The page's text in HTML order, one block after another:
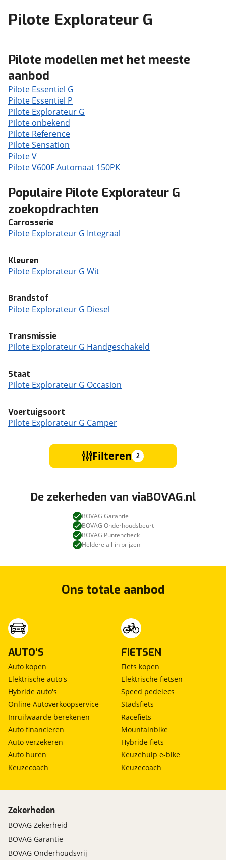
Pilote Explorateur G
Pilote modellen met het meeste
aanbod
Pilote Essentiel G
Pilote Essentiel P
Pilote Explorateur G
Pilote onbekend
Pilote Reference
Pilote Sensation
Pilote V
Pilote V600F Automaat 150PK
Populaire Pilote Explorateur G
zoekopdrachten
Carrosserie
Pilote Explorateur G Integraal
Kleuren
Pilote Explorateur G Wit
Brandstof
Pilote Explorateur G Diesel
Transmissie
Pilote Explorateur G Handgeschakeld
Staat
Pilote Explorateur G Occasion
Voertuigsoort
Pilote Explorateur G Camper
Filteren 2
De zekerheden van viaBOVAG.nl
BOVAG Garantie
BOVAG Onderhoudsbeurt
BOVAG Puntencheck
Heldere all-in prijzen
Ons totale aanbod
AUTO'S
Auto kopen
Elektrische auto's
Hybride auto's
Online Autoverkoopservice
Inruilwaarde berekenen
Auto financieren
Auto verzekeren
Auto huren
Keuzecoach
FIETSEN
Fiets kopen
Elektrische fietsen
Speed pedelecs
Stadsfiets
Racefiets
Mountainbike
Hybride fiets
Keuzehulp e-bike
Keuzecoach
Zekerheden
BOVAG Zekerheid
BOVAG Garantie
BOVAG Onderhoudsvrij